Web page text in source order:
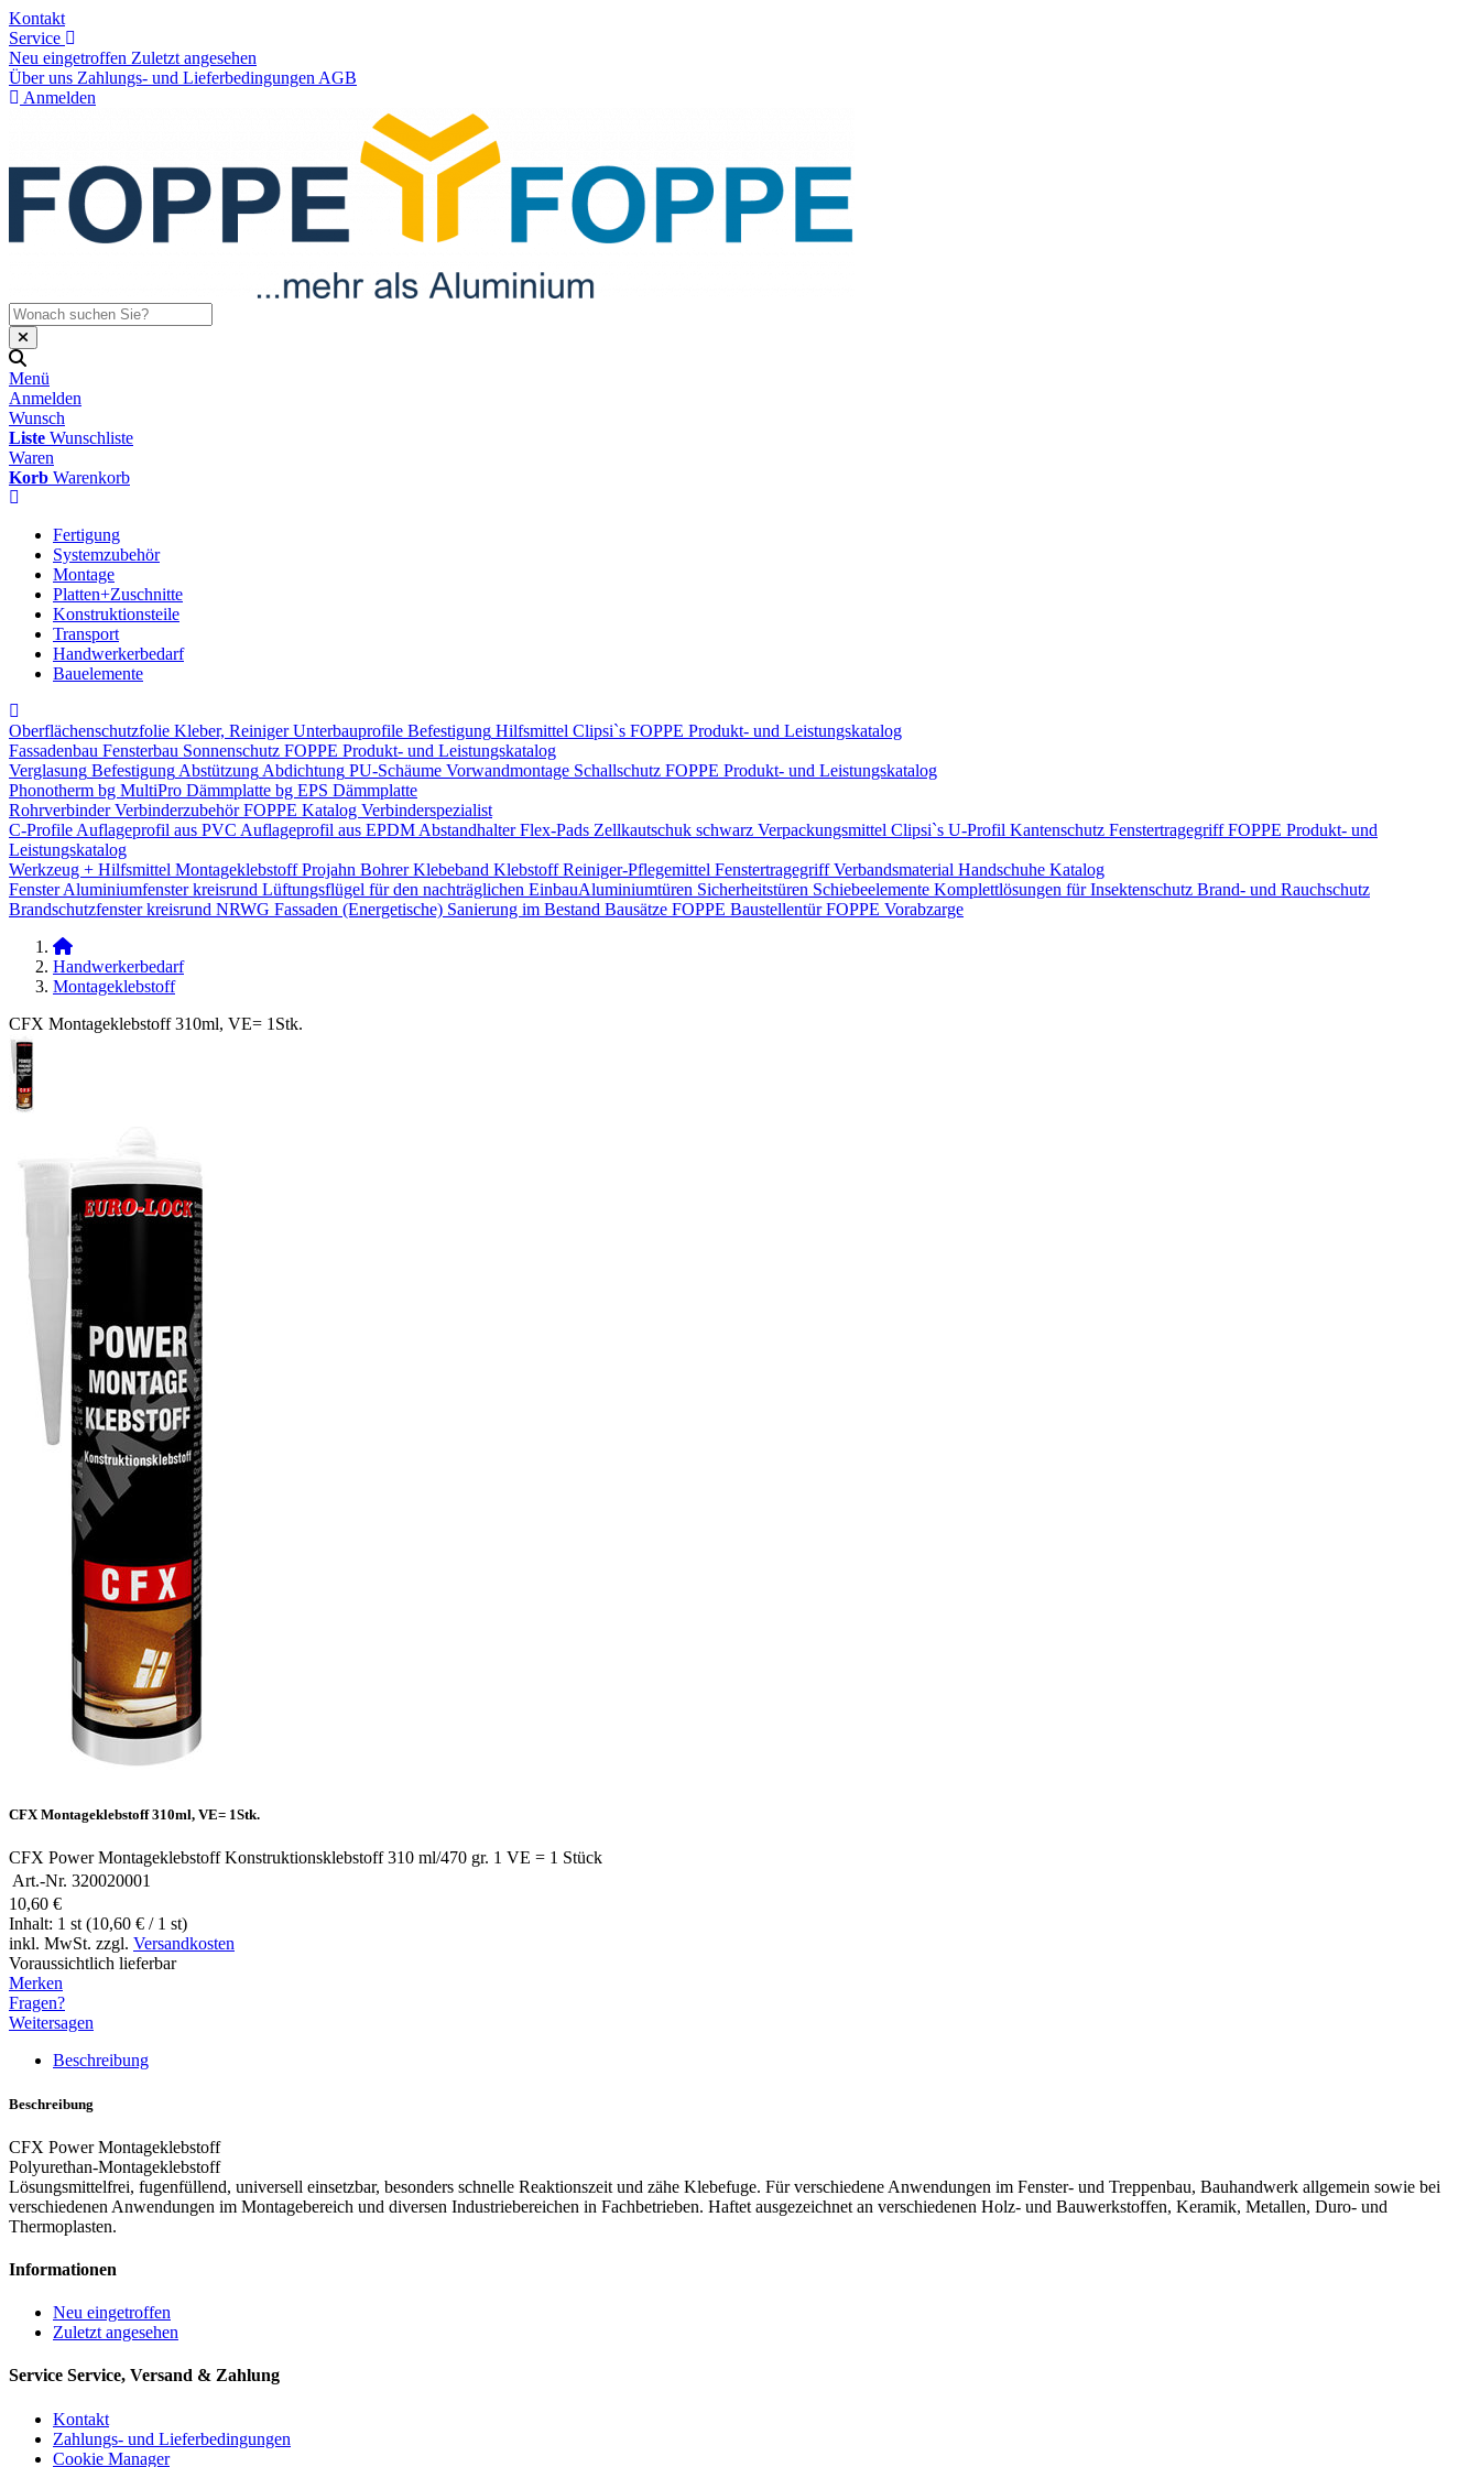
Kontakt
Service
Neu eingetroffen Zuletzt angesehen
Über uns Zahlungs- und Lieferbedingungen AGB
Anmelden
Menü
Anmelden
Wunsch
Liste Wunschliste
Waren
Korb Warenkorb
Fertigung
Systemzubehör
Montage
Platten+Zuschnitte
Konstruktionsteile
Transport
Handwerkerbedarf
Bauelemente
Oberflächenschutzfolie Kleber, Reiniger Unterbauprofile Befestigung Hilfsmittel Clipsi`s FOPPE Produkt- und Leistungskatalog
Fassadenbau Fensterbau Sonnenschutz FOPPE Produkt- und Leistungskatalog
Verglasung Befestigung Abstützung Abdichtung PU-Schäume Vorwandmontage Schallschutz FOPPE Produkt- und Leistungskatalog
Phonotherm bg MultiPro Dämmplatte bg EPS Dämmplatte
Rohrverbinder Verbinderzubehör FOPPE Katalog Verbinderspezialist
C-Profile Auflageprofil aus PVC Auflageprofil aus EPDM Abstandhalter Flex-Pads Zellkautschuk schwarz Verpackungsmittel Clipsi`s U-Profil Kantenschutz Fenstertragegriff FOPPE Produkt- und
Leistungskatalog
Werkzeug + Hilfsmittel Montageklebstoff Projahn Bohrer Klebeband Klebstoff Reiniger-Pflegemittel Fenstertragegriff Verbandsmaterial Handschuhe Katalog
Fenster Aluminiumfenster kreisrund Lüftungsflügel für den nachträglichen Einbau​Aluminiumtüren Sicherheitstüren Schiebeelemente Komplettlösungen für Insektenschutz Brand- und Rauchschutz​
Brandschutzfenster kreisrund NRWG Fassaden (Energetische) Sanierung im Bestand Bausätze FOPPE Baustellentür FOPPE Vorabzarge
Handwerkerbedarf
Montageklebstoff
CFX Montageklebstoff 310ml, VE= 1Stk.
CFX Montageklebstoff 310ml, VE= 1Stk.
CFX Power Montageklebstoff Konstruktionsklebstoff 310 ml/470 gr. 1 VE = 1 Stück
Art.-Nr. 320020001
10,60 €
Inhalt: 1 st (10,60 € / 1 st)
inkl. MwSt. zzgl. Versandkosten
Voraussichtlich lieferbar
Merken
Fragen?
Weitersagen
Beschreibung
Beschreibung
CFX Power Montageklebstoff
Polyurethan-Montageklebstoff
Lösungsmittelfrei, fugenfüllend, universell einsetzbar, besonders schnelle Reaktionszeit und zähe Klebefuge. Für verschiedene Anwendungen im Fenster- und Treppenbau, Bauhandwerk allgemein sowie bei
verschiedenen Anwendungen im Montagebereich und diversen Industriebereichen in Fachbetrieben. Haftet ausgezeichnet an verschiedenen Holz- und Bauwerkstoffen, Keramik, Metallen, Duro- und
Thermoplasten.
Informationen
Neu eingetroffen
Zuletzt angesehen
Service Service, Versand & Zahlung
Kontakt
Zahlungs- und Lieferbedingungen
Cookie Manager